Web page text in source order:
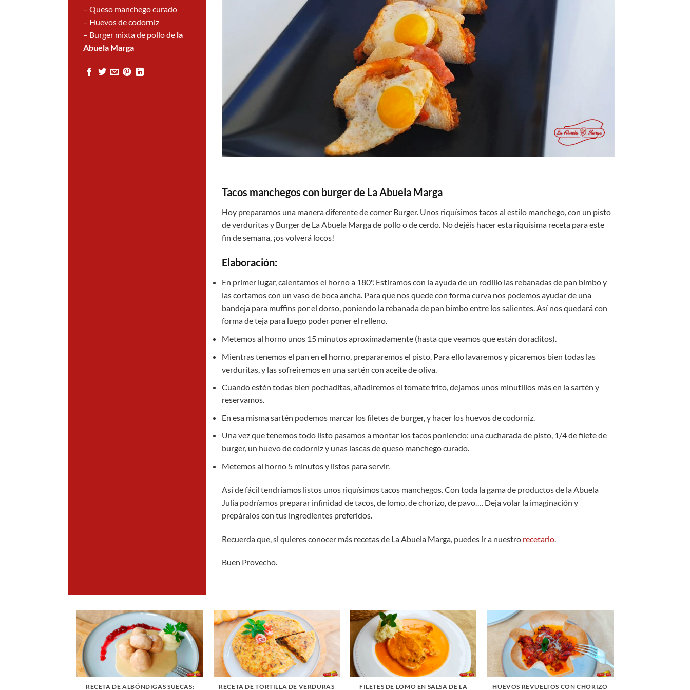
– Queso manchego curado
– Huevos de codorniz
– Burger mixta de pollo de la
Abuela Marga
Tacos manchegos con burger de La Abuela Marga
Hoy preparamos una manera diferente de comer Burger. Unos riquísimos tacos al estilo manchego, con un pisto
de verduritas y Burger de La Abuela Marga de pollo o de cerdo. No dejéis hacer esta riquísima receta para este
fin de semana, ¡os volverá locos!
Elaboración:
En primer lugar,calentamos el horno a 180º. Estiramos con la ayuda de un rodillo las rebanadas de pan bimbo y
las cortamos con un vaso de boca ancha. Para que nos quede con forma curva nos podemos ayudar de una
bandeja para muffins por el dorso, poniendo la rebanada de pan bimbo entre los salientes. Así nos quedará con
forma de teja para luego poder poner el relleno.
Metemos al horno unos 15 minutos aproximadamente (hasta que veamos que están doraditos).
Mientras tenemos el pan en el horno, prepararemos el pisto. Para ello lavaremos y picaremos bien todas las
verduritas, y las sofreiremos en una sartén con aceite de oliva.
Cuando estén todas bien pochaditas, añadiremos el tomate frito, dejamos unos minutillos más en la sartén y
reservamos.
En esa misma sartén podemos marcar los filetes de burger, y hacer los huevos de codorniz.
Una vez que tenemos todo listo pasamos a montar los tacos poniendo: una cucharada de pisto, 1/4 de filete de
burger, un huevo de codorniz y unas lascas de queso manchego curado.
Metemos al horno 5 minutos y listos para servir.
Así de fácil tendríamos listos unos riquísimos tacos manchegos. Con toda la gama de productos de la Abuela
Julia podríamos preparar infinidad de tacos, de lomo, de chorizo, de pavo…. Deja volar la imaginación y
prepáralos con tus ingredientes preferidos.
Recuerda que, si quieres conocer más recetas de La Abuela Marga, puedes ir a nuestro recetario
Buen Provecho.
RECETA DE ALBÓNDIGAS SUECAS: RECETA DE TORTILLA DE VERDURAS FILETES DE LOMO EN SALSA DE LA HUEVOS REVUELTOS CON CHORIZO